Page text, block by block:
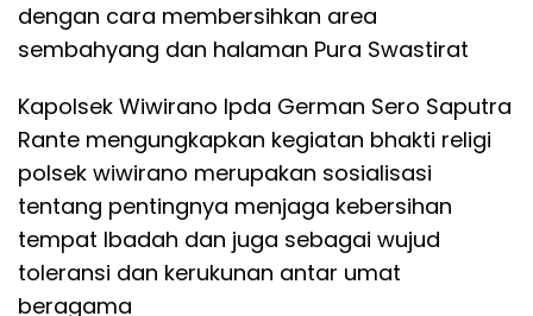
dengan cara membersihkan area
sembahyang dan halaman Pura Swastirat
Kapolsek Wiwirano Ipda German Sero Saputra
Rante mengungkapkan kegiatan bhakti religi
polsek wiwirano merupakan sosialisasi
tentang pentingnya menjaga kebersihan
tempat Ibadah dan juga sebagai wujud
toleransi dan kerukunan antar umat
beragama